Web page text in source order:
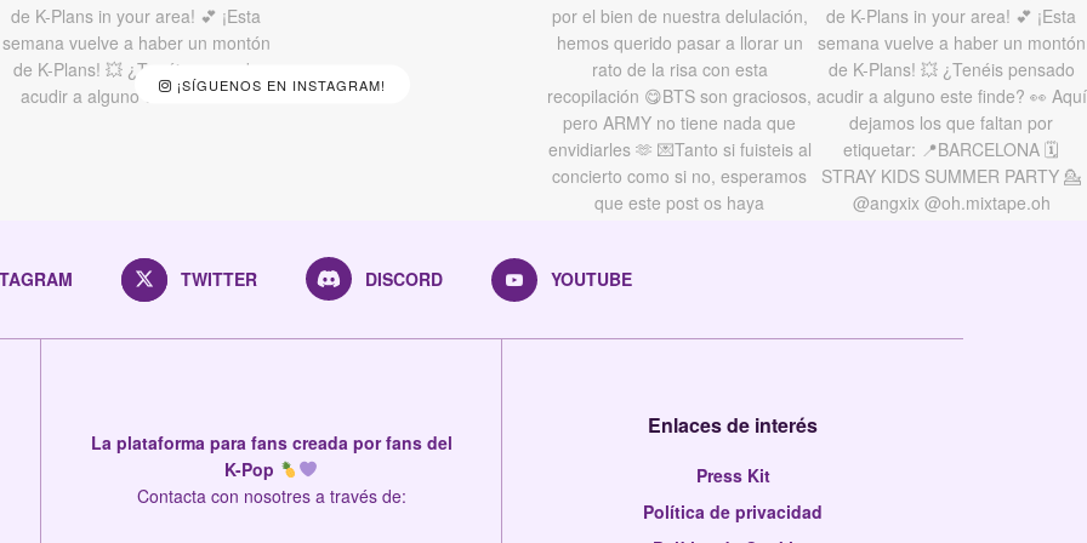
¡SÍGUENOS EN INSTAGRAM!
TWITTER DISCORD YOUTUBE
La plataforma para fans creada por fans del
K-Pop
Contacta con nosotres a través de:
Enlaces de interés
Press Kit
Política de privacidad